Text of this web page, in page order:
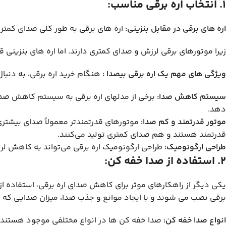
1. انتخاب اره برقی مناسب:
اره های برقی در مقابل بنزینی: اره های برقی به طور کلی صدای
زیرا موتورهای برقی لرزش و صدای کمتری دارند. اما اره های
ویژگی های مهم یک اره برقی بیصدا : هنگام خرید اره برقی، به
سیستم کاهش صدا: برخی از مدلهای اره برقی به سیستم کاهش
دهد.
موتور قدرتمند و کم صدا: موتورهای قدرتمندتر معمولاً صدای
قدرتمند هستند و هم صدای کمتری تولید می‌کنند.
طراحی ارگونومیک: طراحی ارگونومیک اره برقی می‌تواند به
2. استفاده از صدا خفه کن:
یکی دیگر از راهکارهای موثر برای کاهش صدای اره برقی،
برقی نصب می شوند و با ایجاد موانع و جذب صدا، میزان صدایی
انواع صدا خفه کن: صدا خفه کن ها در انواع مختلفی موجود هستند